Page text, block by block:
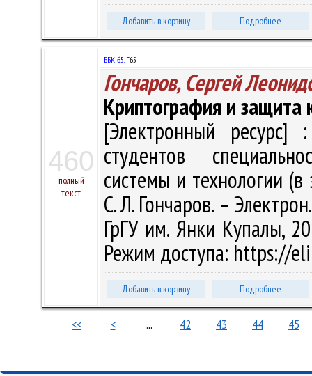
Добавить в корзину Подробнее
460
полный
текст
ББК 65.Г65
Гончаров, Сергей
Криптография и
[Электронный ресурс]
студентов
системы и технологии
С. Л. Гончаров. –
ГрГУ им. Янки Купалы,
Режим доступа: https://
Добавить в корзину Подробнее
<< < ... 42 43 44 45